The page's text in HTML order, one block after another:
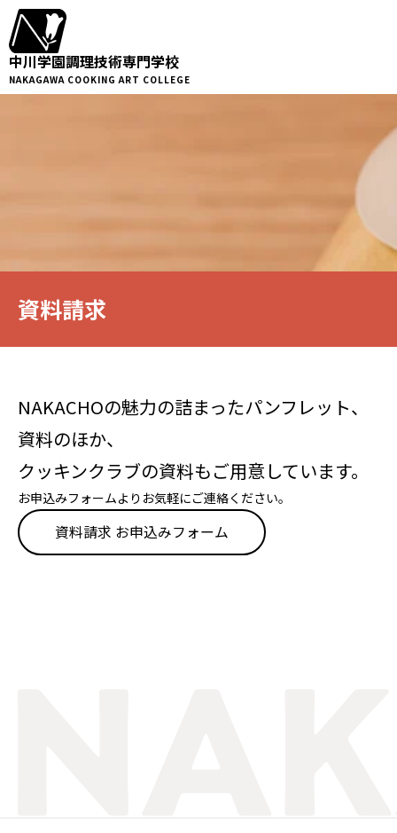
中川学園調理技術専門学校
NAKAGAWA COOKING ART COLLEGE
資料請求
NAKACHOの魅力の詰まったパンフレット、
資料のほか、
クッキンクラブの資料もご用意しています。
お申込みフォームよりお気軽にご連絡ください。
資料請求 お申込みフォーム